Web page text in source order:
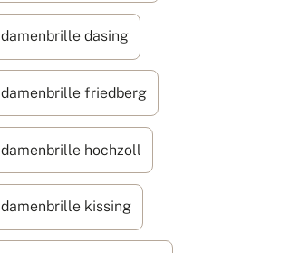
damenbrille dasing
damenbrille friedberg
damenbrille hochzoll
damenbrille kissing